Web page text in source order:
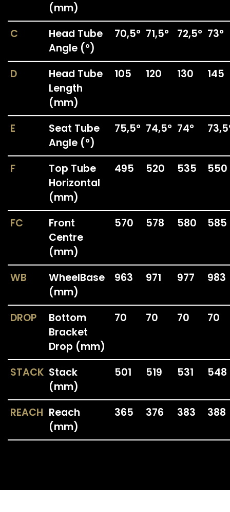
(mm)
C
Head Tube
Angle (°)
70,5° 71,5° 72,5° 73°
D
Head Tube
Length
(mm)
105 120 130 145
E
Seat Tube
Angle (°)
75,5° 74,5° 74°
F
Top Tube
Horizontal
(mm)
495 520 535 550
FC
Front
Centre
(mm)
570 578 580 585
WB
WheelBase
(mm)
963 971 977 983
DROP
Bottom
Bracket
Drop (mm)
70 70 70 70
STACK Stack
(mm)
501 519 531 548
REACH Reach
(mm)
365 376 383 388